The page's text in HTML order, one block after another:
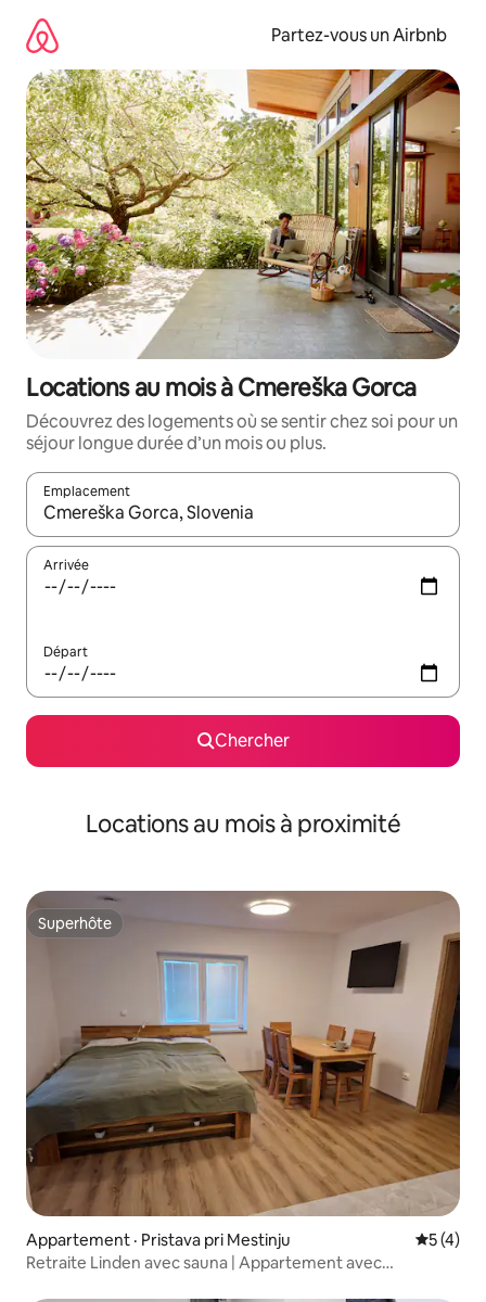
directement
contenu
Partez-vous un Airbnb
Locations au mois à Cmereška Gorca
Découvrez des logements où se sentir chez soi pour un
séjour longue durée d’un mois ou plus.
Emplacement
Quand les résultats sont affichés, parcourez-les en utilisant
Arrivée
Départ
Chercher
Locations au mois à proximité
Superhôte
Superhôte
Appartement · Pristava pri Mestinju Note
5 (4)
Retraite Linden avec sauna | Appartement avec